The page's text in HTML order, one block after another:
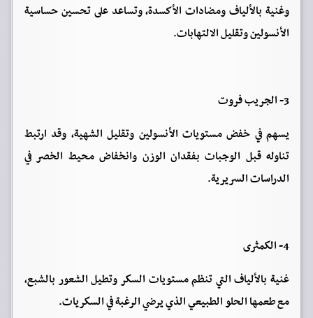
وغنية بالألياف ومضادات الأكسدة، وتساعد على تحسين حساسية
الأنسولين وتقليل الالتهابات.
3- الجريب فروت
يسهم في خفض مستويات الأنسولين وتقليل الشهية، وقد ارتبط
تناوله قبل الوجبات بفقدان الوزن وانخفاض محيط الخصر في
الدراسات السريرية.
4- الكمثرى
غنية بالألياف التي تنظم مستويات السكر وتطيل الشعور بالشبع،
مع طعمها الحلو الطبيعي الذي يرضي الرغبة في السكريات.